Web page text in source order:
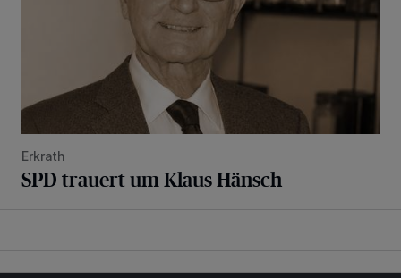
Erkrath
SPD trauert um Klaus Hänsch